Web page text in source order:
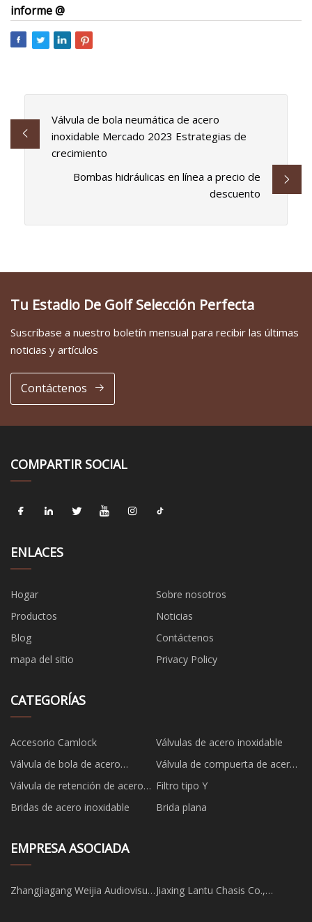
informe @
Válvula de bola neumática de acero
inoxidable Mercado 2023 Estrategias de
crecimiento
Bombas hidráulicas en línea a precio de
descuento
Tu Estadio De Golf Selección Perfecta
Suscríbase a nuestro boletín mensual para recibir las últimas
noticias y artículos
Contáctenos
COMPARTIR SOCIAL
ENLACES
Hogar
Sobre nosotros
Productos
Noticias
Blog
Contáctenos
mapa del sitio
Privacy Policy
CATEGORÍAS
Accesorio Camlock
Válvulas de acero inoxidable
Válvula de bola de acero
inoxidable
Válvula de compuerta de acero
inoxidable
Válvula de retención de acero
inoxidable
Filtro tipo Y
Bridas de acero inoxidable
Brida plana
EMPRESA ASOCIADA
Zhangjiagang Weijia Audiovisual
Jiaxing Lantu Chasis Co.,